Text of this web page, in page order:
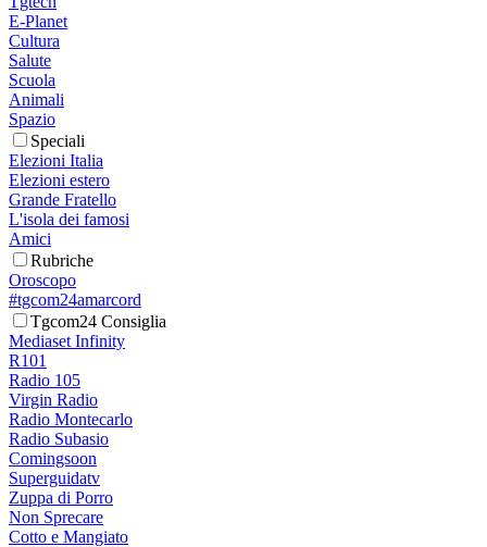
E-Planet
Cultura
Salute
Scuola
Animali
Spazio
Speciali
Elezioni Italia
Elezioni estero
Grande Fratello
L'isola dei famosi
Amici
Rubriche
Oroscopo
#tgcom24amarcord
Tgcom24 Consiglia
Mediaset Infinity
R101
Radio 105
Virgin Radio
Radio Montecarlo
Radio Subasio
Comingsoon
Superguidatv
Zuppa di Porro
Non Sprecare
Cotto e Mangiato